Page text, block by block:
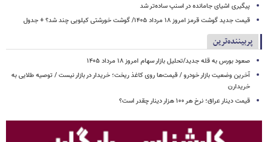
پیگیری اشیای جامانده در اسنپ ساده‌تر شد
قیمت جدید گوشت قرمز امروز ۱۸ مرداد ۱۴۰۵/ گوشت خورشتی کیلویی چند شد؟ + جدول
پربیننده‌ترین
صعود بورس به قله جدید/تحلیل بازار سهام امروز ۱۸ مرداد ۱۴۰۵
آخرین وضعیت بازار خودرو / قیمت‌ها روی کاغذ ریخت؛ خریدار در بازار نیست / توصیه طلایی به
خریدارن
قیمت دینار عراق؛ نرخ هر ۱۰۰ هزار دینار چقدر است؟